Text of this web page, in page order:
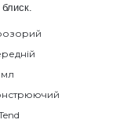
блиск.
мл